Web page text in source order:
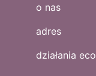
o nas
adres
działania eco